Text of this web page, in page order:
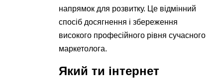
напрямок для розвитку. Це відмінний
спосіб досягнення і збереження
високого професійного рівня сучасного
маркетолога.
Який ти інтернет